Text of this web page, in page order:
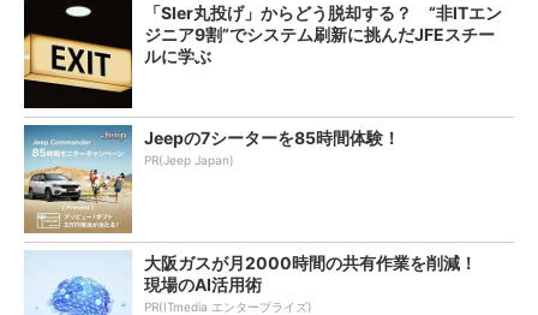
「SIer丸投げ」からどう脱却する？ “非ITエン
ジニア9割”でシステム刷新に挑んだJFEスチー
ルに学ぶ
Jeepの7シーターを85時間体験！
PR(Jeep Japan)
大阪ガスが月2000時間の共有作業を削減！
現場のAI活用術
PR(ITmedia エンタープライズ)